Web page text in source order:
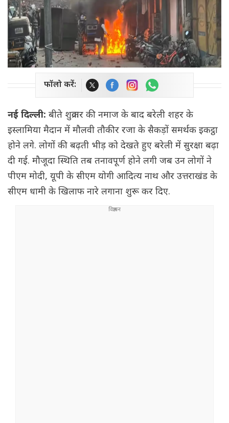
फॉलो करें:
नई दिल्ली: बीते शुक्रवार की नमाज के बाद बरेली शहर के
इस्लामिया मैदान में मौलवी तौकीर रजा के सैकड़ों समर्थक इकट्ठा
होने लगे. लोगों की बढ़ती भीड़ को देखते हुए बरेली में सुरक्षा बढ़ा
दी गई. मौजूदा स्थिति तब तनावपूर्ण होने लगी जब उन लोगों ने
पीएम मोदी, यूपी के सीएम योगी आदित्य नाथ और उत्तराखंड के
सीएम धामी के खिलाफ नारे लगाना शुरू कर दिए.